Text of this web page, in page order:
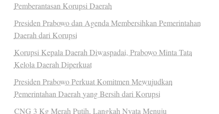
Pemberantasan Korupsi Daerah
Presiden Prabowo dan Agenda Membersihkan Pemerintahan
Daerah dari Korupsi
Korupsi Kepala Daerah Diwaspadai, Prabowo Minta Tata
Kelola Daerah Diperkuat
Presiden Prabowo Perkuat Komitmen Mewujudkan
Pemerintahan Daerah yang Bersih dari Korupsi
CNG 3 Kg Merah Putih, Langkah Nyata Menuju